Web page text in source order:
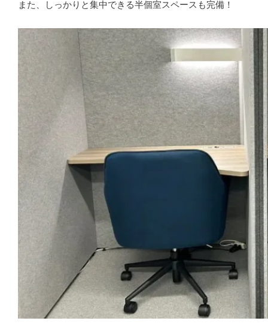
また、しっかりと集中できる半個室スペースも完備！